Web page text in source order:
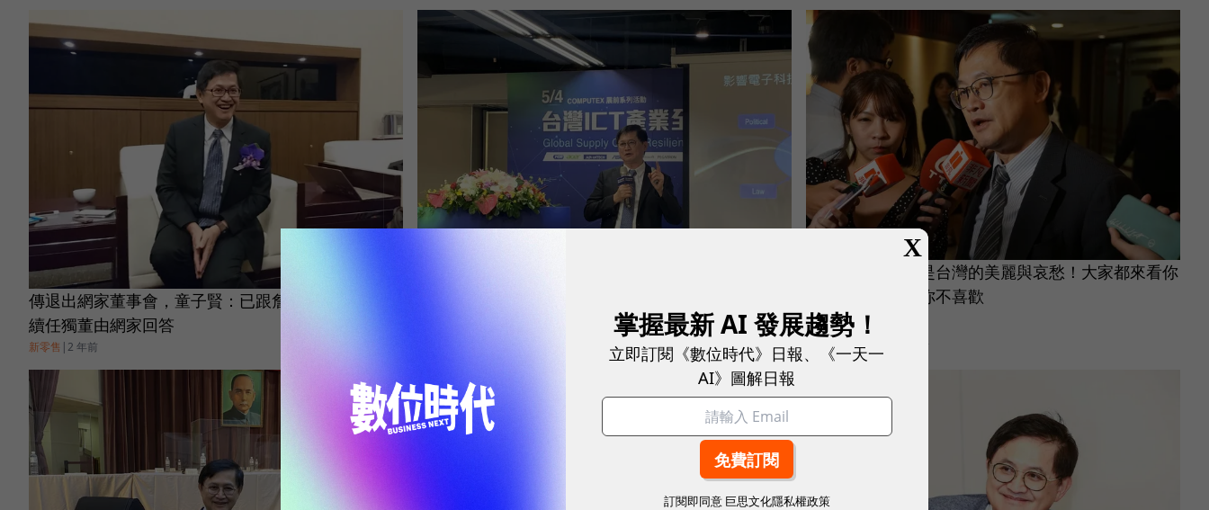
傳退出網家董事會，童子賢：已跟詹宏志說明，是否
續任獨董由網家回答
新零售 |2 年前
童子賢：半導體是台灣的美麗與哀愁！大家都來看你
的美，但有些人你不喜歡
半導體與電子產業
X
掌握最新 AI 發展趨勢！
立即訂閱《數位時代》日報、《一天一
AI》圖解日報
訂閱即同意 巨思文化隱私權政策